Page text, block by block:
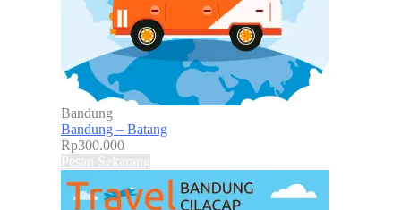
Bandung
Bandung – Batang
Rp300.000
Pesan Sekarang